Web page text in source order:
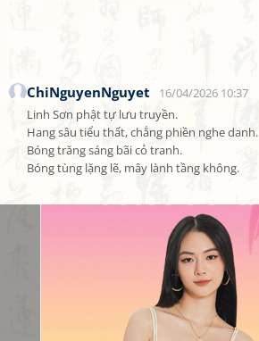
ChiNguyenNguyet
16/04/2026 10:37
Linh Sơn phật tự lưu truyền.
Hang sâu tiểu thất, chẳng phiền nghe danh.
Bóng trăng sáng bãi cỏ tranh.
Bóng tùng lặng lẽ, mây lành tầng không.